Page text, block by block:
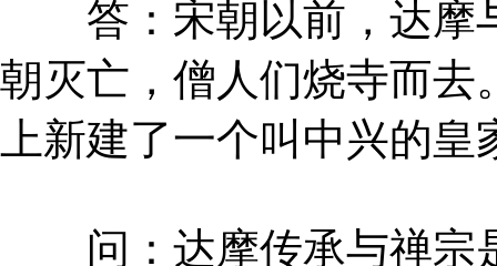
答：宋朝以前，达摩
朝灭亡，僧人们烧寺而去
上新建了一个叫中兴的
问：达摩传承与禅宗